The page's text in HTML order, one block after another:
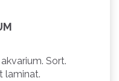
Sort.
laminat.